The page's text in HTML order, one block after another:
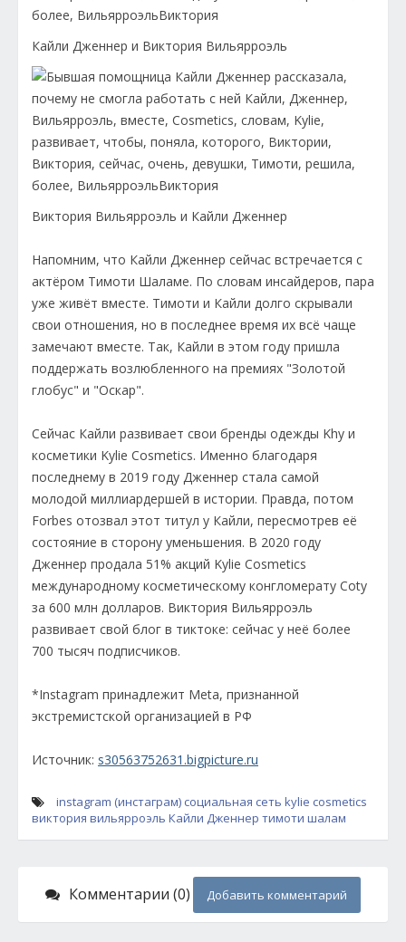
Кайли Дженнер и Виктория Вильярроэль
Виктория Вильярроэль и Кайли Дженнер
Напомним, что Кайли Дженнер сейчас встречается с
актёром Тимоти Шаламе. По словам инсайдеров, пара
уже живёт вместе. Тимоти и Кайли долго скрывали
свои отношения, но в последнее время их всё чаще
замечают вместе. Так, Кайли в этом году пришла
поддержать возлюбленного на премиях "Золотой
глобус" и "Оскар".
Сейчас Кайли развивает свои бренды одежды Khy и
косметики Kylie Cosmetics. Именно благодаря
последнему в 2019 году Дженнер стала самой
молодой миллиардершей в истории. Правда, потом
Forbes отозвал этот титул у Кайли, пересмотрев её
состояние в сторону уменьшения. В 2020 году
Дженнер продала 51% акций Kylie Cosmetics
международному косметическому конгломерату Coty
за 600 млн долларов. Виктория Вильярроэль
развивает свой блог в тиктоке: сейчас у неё более
700 тысяч подписчиков.
*Instagram принадлежит Meta, признанной
экстремистской организацией в РФ
Источник: s30563752631.bigpicture.ru
instagram (инстаграм) социальная сеть kylie cosmetics
виктория вильярроэль Кайли Дженнер тимоти шалам
Комментарии (0) Добавить комментарий